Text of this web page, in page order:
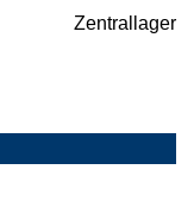
Zentrallager